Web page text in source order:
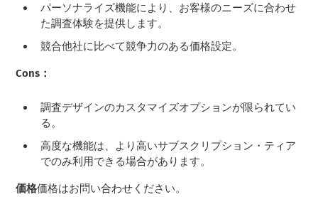
パーソナライズ機能により、お客様のニーズに合わせ
た調査体験を提供します。
競合他社に比べて競争力のある価格設定。
Cons：
調査デザインのカスタマイズオプションが限られてい
る。
高度な機能は、より高いサブスクリプション・ティア
でのみ利用できる場合があります。
価格価格はお問い合わせください。